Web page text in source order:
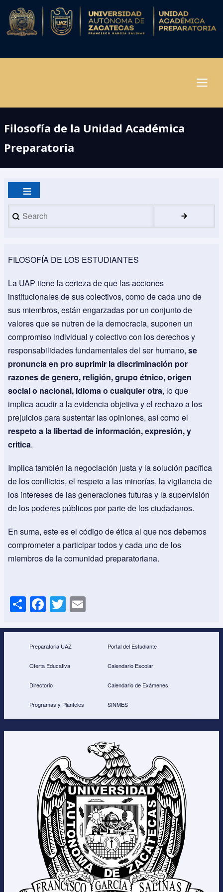
Pasar
contenido
principal
Filosofía de la Unidad Académica
Preparatoria
Search
FILOSOFÍA DE LOS ESTUDIANTES
La UAP tiene la certeza de que las acciones
institucionales de sus colectivos, como de cada uno de
sus miembros, están engarzadas por un conjunto de
valores que se nutren de la democracia, suponen un
compromiso individual y colectivo con los derechos y
responsabilidades fundamentales del ser humano, se
pronuncia en pro suprimir la discriminación por
razones de genero, religión, grupo étnico, origen
social o nacional, idioma o cualquier otra, lo que
implica acudir a la evidencia objetiva y el rechazo a los
prejuicios para sustentar las opiniones, así como el
respeto a la libertad de información, expresión, y
critica.
Implica también la negociación justa y la solución pacífica
de los conflictos, el respeto a las minorías, la vigilancia de
los intereses de las generaciones futuras y la supervisión
de los poderes públicos por parte de los ciudadanos.
En suma, este es el código de ética al que nos debemos
comprometer a participar todos y cada uno de los
miembros de la comunidad preparatoriana.
S
h
ar
e
F
a
c
e
b
o
k
T
wi
tt
er
ail
Preparatoria UAZ
Oferta Educativa
Directorio
Programas y Planteles
Portal del Estudiante
Calendario Escolar
Calendario de Exámenes
SINMES